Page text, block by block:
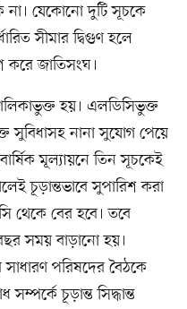
না। যেকোনো দুটি সূচকে
সীমার দ্বিগুণ হলে
করে জাতিসংঘ।
হয়। এলডিসিভুক্ত
সুবিধাসহ নানা সুযোগ পেয়ে
মূল্যায়নে তিন সূচকেই
চূড়ান্তভাবে সুপারিশ করা
থেকে বের হবে। তবে
সময় বাড়ানো হয়।
সাধারণ পরিষদের বৈঠকে
চূড়ান্ত সিদ্ধান্ত